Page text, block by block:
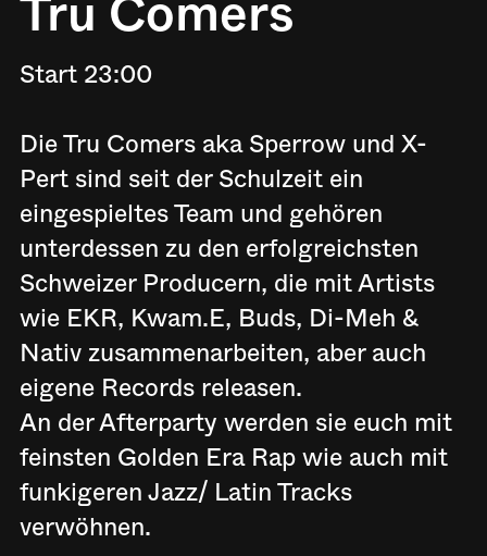
Start 23:00
Die Tru Comers aka Sperrow und X-
Pert sind seit der Schulzeit ein
eingespieltes Team und gehören
unterdessen zu den erfolgreichsten
Schweizer Producern, die mit Artists
wie EKR, Kwam.E, Buds, Di-Meh &
Nativ zusammenarbeiten, aber auch
eigene Records releasen.
An der Afterparty werden sie euch mit
feinsten Golden Era Rap wie auch mit
funkigeren Jazz/ Latin Tracks
verwöhnen.